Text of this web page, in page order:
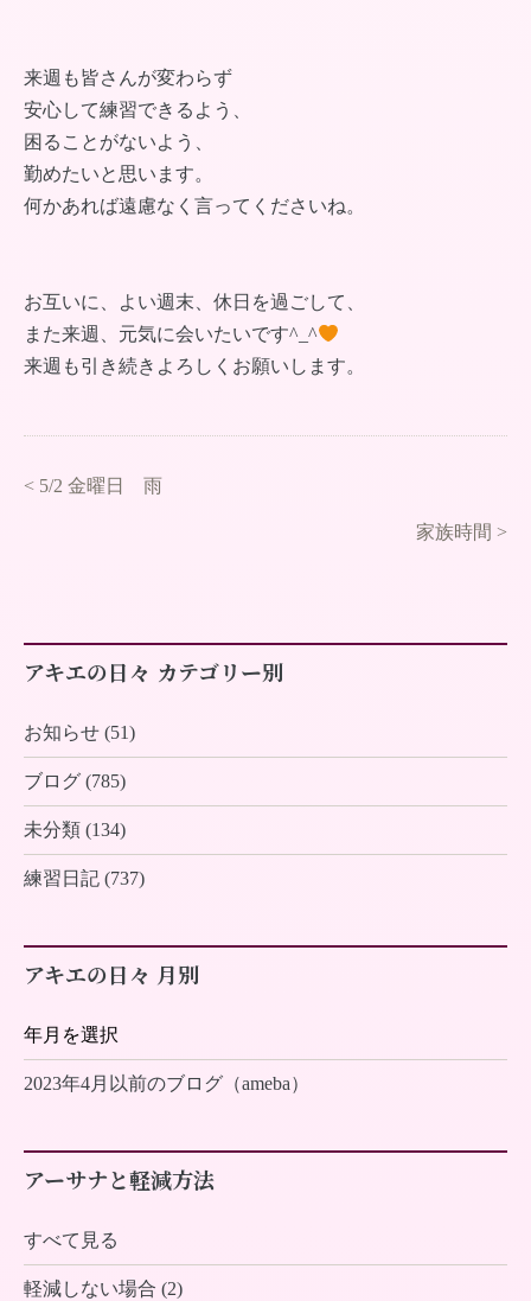
来週も皆さんが変わらず
安心して練習できるよう、
困ることがないよう、
勤めたいと思います。
何かあれば遠慮なく言ってくださいね。
お互いに、よい週末、休日を過ごして、
また来週、元気に会いたいです^_^
来週も引き続きよろしくお願いします。
< 5/2 金曜日 雨
家族時間 >
アキエの日々 カテゴリー別
お知らせ (51)
ブログ (785)
未分類 (134)
練習日記 (737)
アキエの日々 月別
2023年4月以前のブログ（ameba）
アーサナと軽減方法
すべて見る
軽減しない場合 (2)